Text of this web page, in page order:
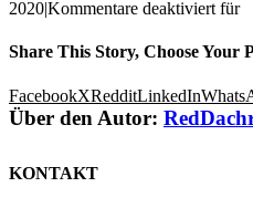
2020|Kommentare deaktiviert für
Share This Story, Choose Your
FacebookXRedditLinkedIn
Über den Autor:
KONTAKT